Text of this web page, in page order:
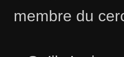
membre du